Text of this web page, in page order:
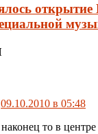
открытие
09.10.2010 в 05:48
то в